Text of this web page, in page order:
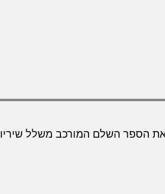
את הספר השלם המורכב משלל שיריו